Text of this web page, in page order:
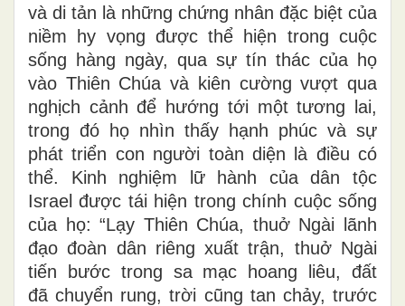
và di tản là những chứng nhân đặc biệt của
niềm hy vọng được thể hiện trong cuộc
sống hàng ngày, qua sự tín thác của họ
vào Thiên Chúa và kiên cường vượt qua
nghịch cảnh để hướng tới một tương lai,
trong đó họ nhìn thấy hạnh phúc và sự
phát triển con người toàn diện là điều có
thể. Kinh nghiệm lữ hành của dân tộc
Israel được tái hiện trong chính cuộc sống
của họ: “Lạy Thiên Chúa, thuở Ngài lãnh
đạo đoàn dân riêng xuất trận, thuở Ngài
tiến bước trong sa mạc hoang liêu, đất
đã chuyển rung, trời cũng tan chảy, trước